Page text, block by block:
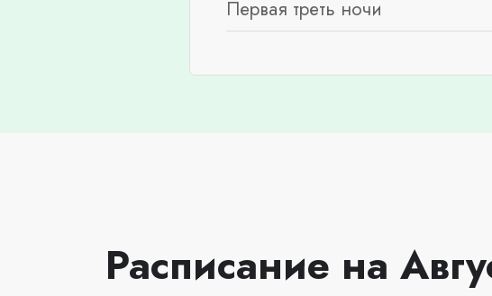
Первая треть ночи
Расписание на